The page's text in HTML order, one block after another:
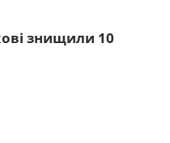
знищили 10